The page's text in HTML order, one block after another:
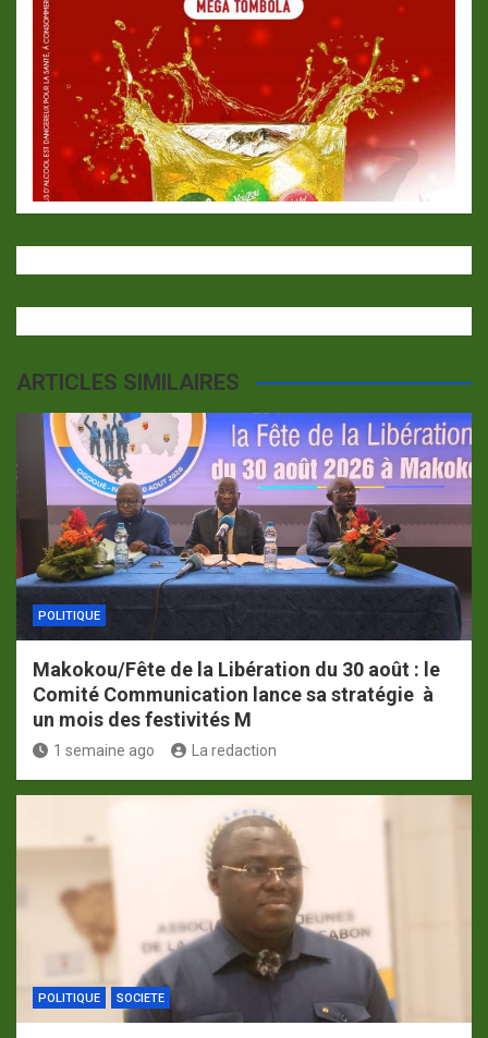
ARTICLES SIMILAIRES
POLITIQUE
Makokou/Fête de la Libération du 30 août : le
Comité Communication lance sa stratégie à
un mois des festivités M
1 semaine ago La redaction
POLITIQUE SOCIETE